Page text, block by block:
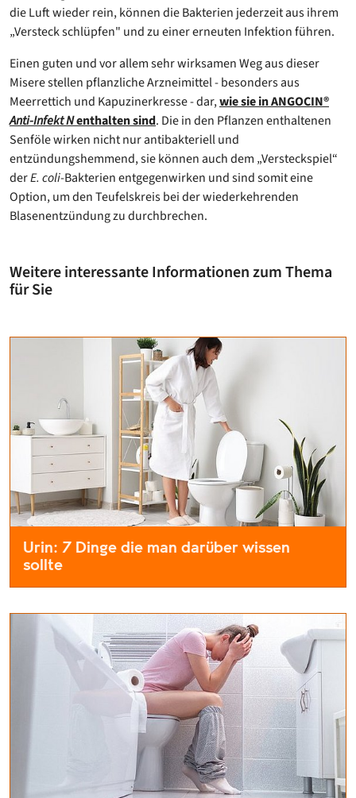
die Luft wieder rein, können die Bakterien jederzeit aus ihrem
„Versteck schlüpfen" und zu einer erneuten Infektion führen.
Einen guten und vor allem sehr wirksamen Weg aus dieser
Misere stellen pflanzliche Arzneimittel - besonders aus
Meerrettich und Kapuzinerkresse - dar,wie sie in ANGOCIN®
Anti-Infekt Nenthalten sind. Die in den Pflanzen enthaltenen
Senföle wirken nicht nur antibakteriell und
entzündungshemmend, sie können auch dem „Versteckspiel“
derE. coli-Bakterien entgegenwirken und sind somit eine
Option, um den Teufelskreis bei der wiederkehrenden
Blasenentzündung zu durchbrechen.
Weitere interessante Informationen zum Thema
für Sie
Urin: 7 Dinge die man darüber wissen
sollte
Urin, ein faszinierendes und oft unterschätztes Element